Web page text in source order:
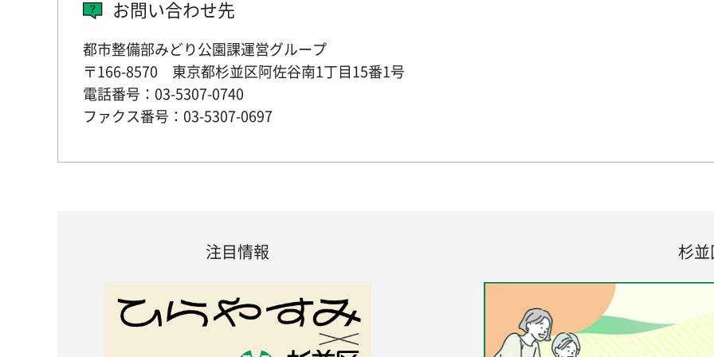
お問い合わせ先
都市整備部みどり公園課運営グループ
〒166-8570 東京都杉並区阿佐谷南1丁目15番1号
電話番号：03-5307-0740
ファクス番号：03-5307-0697
注目情報 杉